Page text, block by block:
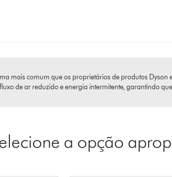
mais comum que os proprietários de produtos
de ar reduzido e energia intermitente, garantindo
a opção